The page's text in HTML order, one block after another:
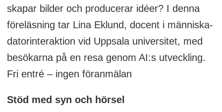
skapar bilder och producerar idéer? I denna
föreläsning tar Lina Eklund, docent i människa-
datorinteraktion vid Uppsala universitet, med
besökarna på en resa genom AI:s utveckling.
Fri entré – ingen föranmälan
Stöd med syn och hörsel